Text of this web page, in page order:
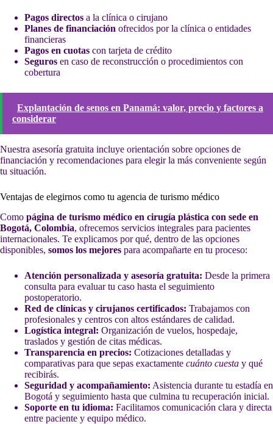
Pagos directos a la clínica o cirujano
Planes de financiación ofrecidos por la clínica o entidades
financieras
Pagos en cuotas con tarjeta de crédito
Seguros en caso de reconstrucción o procedimientos con
cobertura
Explantación de senos en Panamá: valor, precio y factores a
considerar
Nuestra asesoría gratuita incluye orientación sobre opciones de
financiación y recomendaciones para elegir la más conveniente según
tu situación.
Ventajas de elegirnos como tu agencia de turismo médico
Como página de turismo médico en cirugía plástica con sede en
Bogotá, Colombia, ofrecemos servicios integrales para pacientes
internacionales. Te explicamos por qué, dentro de las opciones
disponibles, somos los mejores para acompañarte en tu proceso:
Atención personalizada y asesoría gratuita: Desde la primera
consulta para evaluar tu caso hasta el seguimiento
postoperatorio.
Red de clínicas y cirujanos certificados: Trabajamos con
profesionales y centros con altos estándares de calidad.
Logística integral: Organización de vuelos, hospedaje,
traslados y gestión de citas médicas.
Transparencia en precios: Cotizaciones detalladas y
comparativas para que sepas exactamente cuánto cuesta y qué
recibirás.
Seguridad y acompañamiento: Asistencia durante tu estadía en
Bogotá y seguimiento hasta que culmina tu recuperación inicial.
Soporte en tu idioma: Facilitamos comunicación clara y directa
entre paciente y equipo médico.